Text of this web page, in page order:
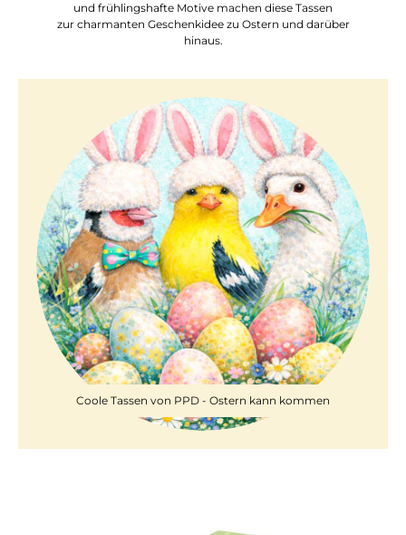
und frühlingshafte Motive machen diese Tassen
zur charmanten Geschenkidee zu Ostern und darüber
hinaus.
Coole Tassen von PPD - Ostern kann kommen